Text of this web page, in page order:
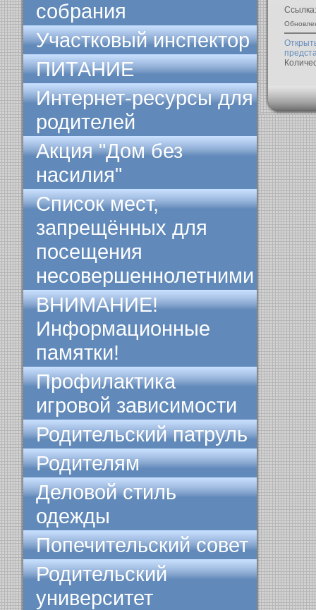
собрания
Участковый инспектор
ПИТАНИЕ
Интернет-ресурсы для
родителей
Акция "Дом без
насилия"
Список мест,
запрещённых для
посещения
несовершеннолетними
ВНИМАНИЕ!
Информационные
памятки!
Профилактика
игровой зависимости
Родительский патруль
Родителям
Деловой стиль
одежды
Попечительский совет
Родительский
университет